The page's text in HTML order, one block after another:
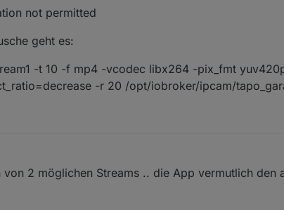
not permitted
geht es:
-t 10 -f mp4 -vcodec libx264 -pix_fmt
-r 20 /opt/iobroker/ipcam/
2 möglichen Streams .. die App vermutlich den